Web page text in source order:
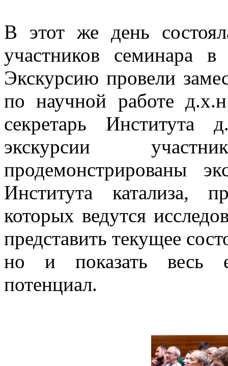
В этот же день
участников семинара
Экскурсию провели
по научной работе
секретарь Института
экскурсии
продемонстрированы
Института катализа,
которых ведутся
представить текущее
но и показать весь
потенциал.